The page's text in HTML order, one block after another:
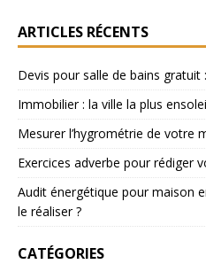
ARTICLES RÉCENTS
Devis pour salle de bains
Immobilier : la ville la plus
Mesurer l’hygrométrie de votre
Exercices adverbe pour rédiger
Audit énergétique pour maison
le réaliser ?
CATÉGORIES